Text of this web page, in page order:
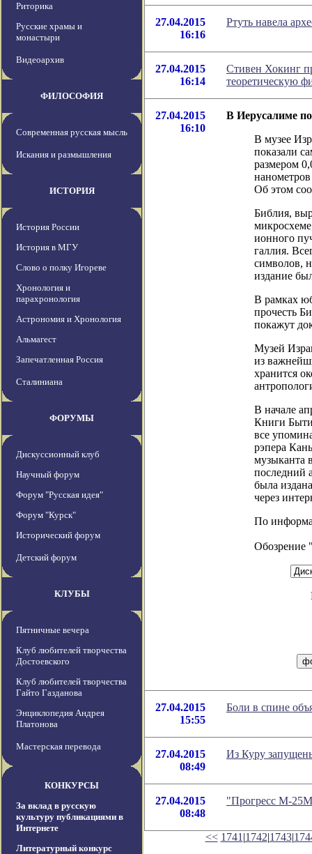
Риторика
Русские храмы и
монастыри
Видеоархив
ФИЛОСОФИЯ
Современная русская мысль
Искания и размышления
ИСТОРИЯ
История России
История в МГУ
Слово о полку Игореве
Хронология и
парахронология
Астрономия и Хронология
Альмагест
Запечатленная Россия
Сталиниана
ФОРУМЫ
Дискуссионный клуб
Научный форум
Форум "Русская идея"
Форум "Курск"
Исторический форум
Детский форум
КЛУБЫ
Пятничные вечера
Клуб любителей творчества
Достоевского
Клуб любителей творчества
Гайто Газданова
Энциклопедия Андрея
Платонова
Мастерская перевода
КОНКУРСЫ
За вклад в русскую
культуру публикациями в
Интернете
Литературный конкурс
27.04.2015
16:16
Ртуть навела
27.04.2015
16:14
Стивен Хокинг
теоретическую
27.04.2015
16:10
В Иерусалиме
В музее
показали
размером
Об этом
Библия,
ионного
галлия.
символов,
издание
В рамках
прочесть
покажут
Музей
из
хранится
В начале
Книги
все
рэпера
музыканта
последний
была
через
По
Обозрение
27.04.2015
15:55
Боли в спине
27.04.2015
08:49
Из Куру
27.04.2015
08:48
"Прогресс М-
<< 1741 |1742|1743|